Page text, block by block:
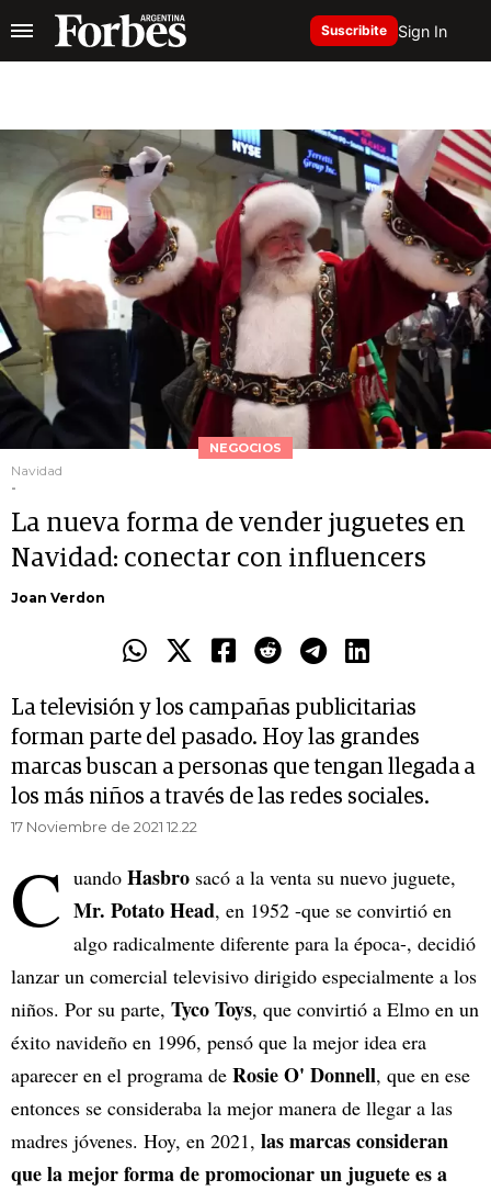
Suscribite Sign In
NEGOCIOS
Navidad
-
La nueva forma de vender juguetes en
Navidad: conectar con influencers
Joan Verdon
La televisión y los campañas publicitarias
forman parte del pasado. Hoy las grandes
marcas buscan a personas que tengan llegada a
los más niños a través de las redes sociales.
17 Noviembre de 2021 12.22
C uando Hasbro sacó a la venta su nuevo juguete,
Mr. Potato Head, en 1952 -que se convirtió en
algo radicalmente diferente para la época-, decidió
lanzar un comercial televisivo dirigido especialmente a los
niños. Por su parte, Tyco Toys, que convirtió a Elmo en un
éxito navideño en 1996, pensó que la mejor idea era
aparecer en el programa de Rosie O' Donnell, que en ese
entonces se consideraba la mejor manera de llegar a las
madres jóvenes. Hoy, en 2021, las marcas consideran
que la mejor forma de promocionar un juguete es a